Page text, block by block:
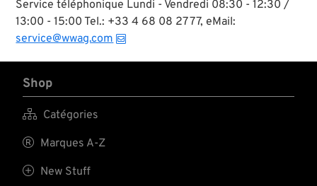
Service téléphonique Lundi - Vendredi 08:30 - 12:30 /
13:00 - 15:00 Tel.: +33 4 68 08 27 77, eMail:
service@wwag.com
Shop
 Catégories
 Marques A-Z
 New Stuff